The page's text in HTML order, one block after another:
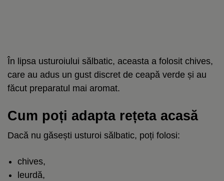
În lipsa usturoiului sălbatic, aceasta a folosit chives,
care au adus un gust discret de ceapă verde și au
făcut preparatul mai aromat.
Cum poți adapta rețeta acasă
Dacă nu găsești usturoi sălbatic, poți folosi:
chives,
leurdă,